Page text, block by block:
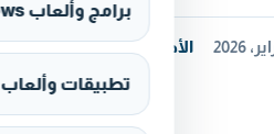
برامج وألعاب Windows
تطبيقات وألعاب Android
الأدوات